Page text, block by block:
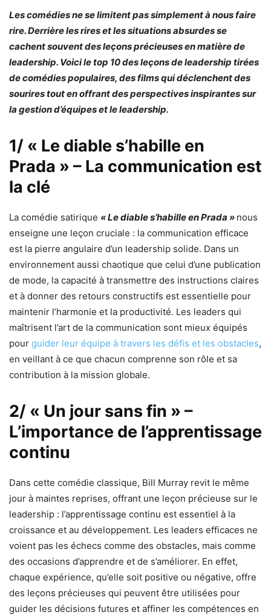
Les comédies ne se limitent pas simplement à nous faire
rire. Derrière les rires et les situations absurdes se
cachent souvent des leçons précieuses en matière de
leadership. Voici le top 10 des leçons de leadership tirées
de comédies populaires, des films qui déclenchent des
sourires tout en offrant des perspectives inspirantes sur
la gestion d’équipes et le leadership.
1/ « Le diable s’habille en
Prada » – La communication est
la clé
La comédie satirique « Le diable s’habille en Prada » nous
enseigne une leçon cruciale : la communication efficace
est la pierre angulaire d’un leadership solide. Dans un
environnement aussi chaotique que celui d’une publication
de mode, la capacité à transmettre des instructions claires
et à donner des retours constructifs est essentielle pour
maintenir l’harmonie et la productivité. Les leaders qui
maîtrisent l’art de la communication sont mieux équipés
pour guider leur équipe à travers les défis et les obstacles,
en veillant à ce que chacun comprenne son rôle et sa
contribution à la mission globale.
2/ « Un jour sans fin » –
L’importance de l’apprentissage
continu
Dans cette comédie classique, Bill Murray revit le même
jour à maintes reprises, offrant une leçon précieuse sur le
leadership : l’apprentissage continu est essentiel à la
croissance et au développement. Les leaders efficaces ne
voient pas les échecs comme des obstacles, mais comme
des occasions d’apprendre et de s’améliorer. En effet,
chaque expérience, qu’elle soit positive ou négative, offre
des leçons précieuses qui peuvent être utilisées pour
guider les décisions futures et affiner les compétences en